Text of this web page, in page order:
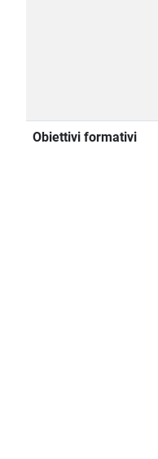
Obiettivi formativi